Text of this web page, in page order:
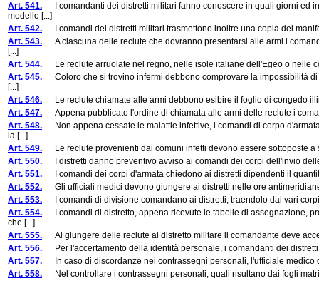
Art. 541. I comandanti dei distretti militari fanno conoscere in quali giorni ed
modello [...]
Art. 542. I comandi dei distretti militari trasmettono inoltre una copia del
Art. 543. A ciascuna delle reclute che dovranno presentarsi alle armi i
[...]
Art. 544. Le reclute arruolate nel regno, nelle isole italiane dell'Egeo o nelle
Art. 545. Coloro che si trovino infermi debbono comprovare la impossibilità
[...]
Art. 546. Le reclute chiamate alle armi debbono esibire il foglio di congedo
Art. 547. Appena pubblicato l'ordine di chiamata alle armi delle reclute i
Art. 548. Non appena cessate le malattie infettive, i comandi di corpo
la [...]
Art. 549. Le reclute provenienti dai comuni infetti devono essere sottoposte a
Art. 550. I distretti danno preventivo avviso ai comandi dei corpi dell'invio
Art. 551. I comandi dei corpi d'armata chiedono ai distretti dipendenti il
Art. 552. Gli ufficiali medici devono giungere ai distretti nelle ore
Art. 553. I comandi di divisione comandano ai distretti, traendolo dai vari
Art. 554. I comandi di distretto, appena ricevute le tabelle di assegnazione,
che [...]
Art. 555. Al giungere delle reclute al distretto militare il comandante deve
Art. 556. Per l'accertamento della identità personale, i comandanti dei
Art. 557. In caso di discordanze nei contrassegni personali, l'ufficiale medico
Art. 558. Nel controllare i contrassegni personali, quali risultano dai fogli